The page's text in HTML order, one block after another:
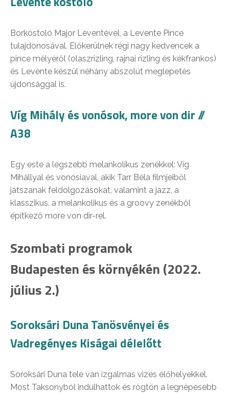
Borkóstoló Major Leventével, a Levente Pince
tulajdonosával. Előkerülnek régi nagy kedvencek a
pince mélyéről (olaszrizling, rajnai rizling és kékfrankos)
és Levente készül néhány abszolút meglepetés
újdonsággal is.
Víg Mihály és vonósok, more von dir //
A38
Egy este a legszebb melankolikus zenékkel: Víg
Mihállyal és vonósiaval, akik Tarr Béla filmjeiből
játszanak feldolgozásokat, valamint a jazz, a
klasszikus, a melankolikus és a groovy zenékből
építkező more von dir-rel.
Szombati programok
Budapesten és környékén (2022.
július 2.)
Soroksári Duna Tanösvényei és
Vadregényes Kiságai délelőtt
Soroksári Duna tele van izgalmas vizes élőhelyekkel.
Most Taksonyból indulhattok és rögtön a legnépesebb